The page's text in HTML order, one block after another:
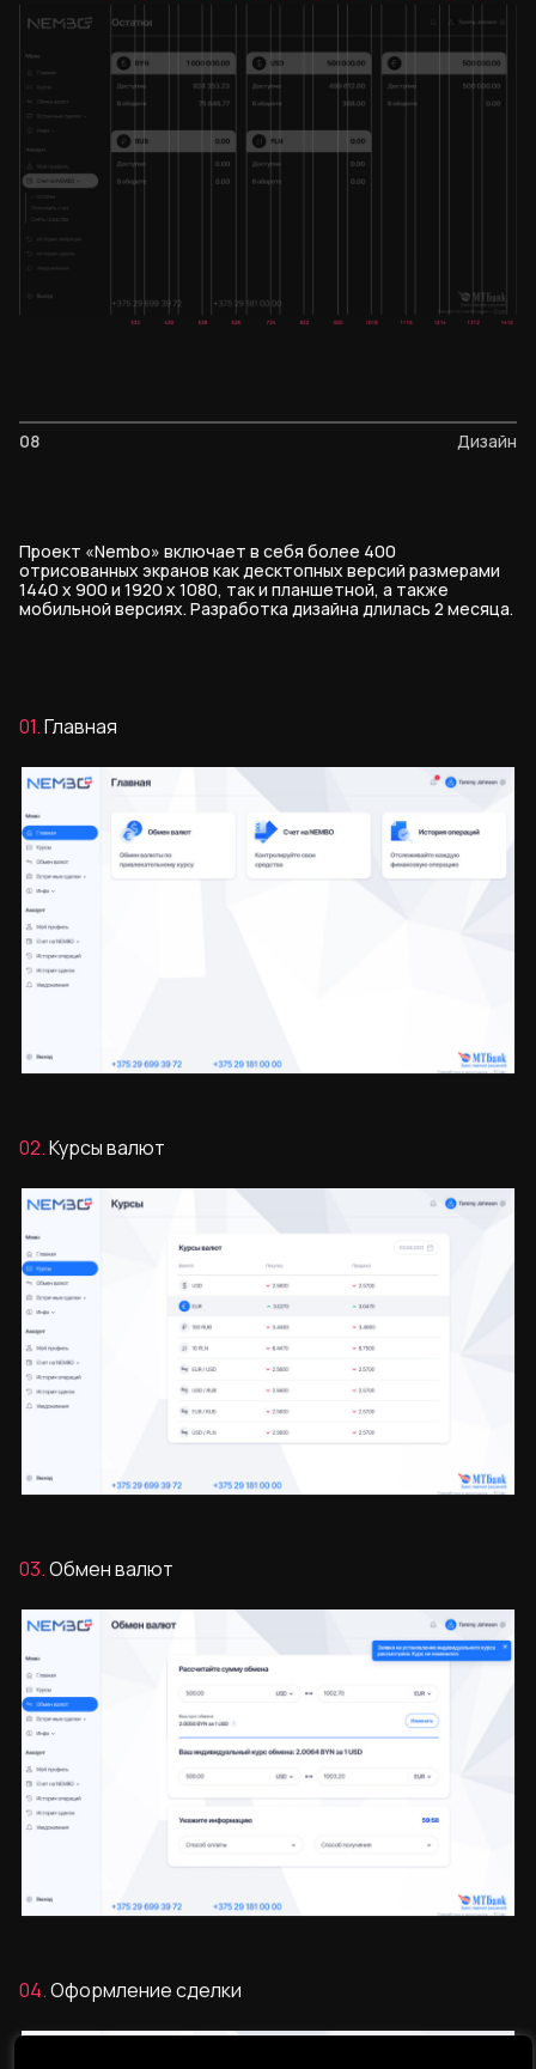
08 Дизайн
Проект «Nembo» включает в себя более 400
отрисованных экранов как десктопных версий размерами
1440 х 900 и 1920 х 1080, так и планшетной, а также
мобильной версиях. Разработка дизайна длилась 2 месяца.
01.Главная
02.Курсы валют
03.Обмен валют
04.Оформление сделки